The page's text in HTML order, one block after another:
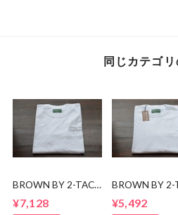
同じカテゴ
BROWN BY 2-TACS
ツ
¥7,128
BROWN BY 2-
¥5,492